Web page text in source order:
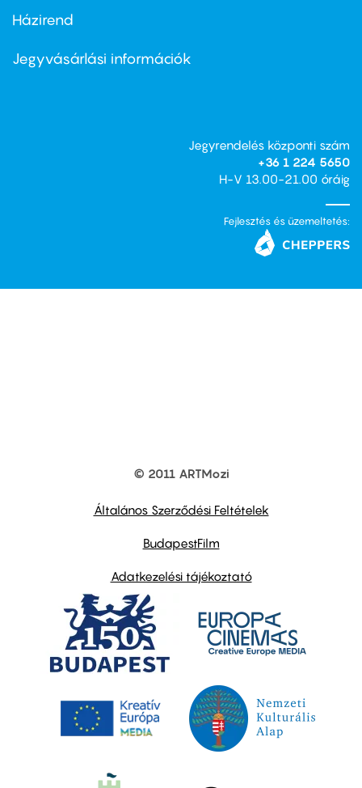
Footer
second
Házirend
Jegyvásárlási információk
Jegyrendelés központi szám
+36 1 224 5650
H-V 13.00-21.00 óráig
Fejlesztés és üzemeltetés:
© 2011 ARTMozi
Általános Szerződési Feltételek
BudapestFilm
Adatkezelési tájékoztató